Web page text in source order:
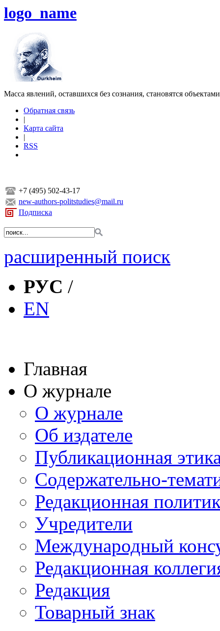
logo_name
Масса явлений, оставшихся без сознания, становятся
Обратная связь
|
Карта сайта
|
RSS
+7 (495) 502-43-17
new-authors-politstudies@mail.ru
Подписка
расширенный поиск
РУС /
EN
Главная
О журнале
О журнале
Об издателе
Публикационная
Содержательно-
Редакционная
Учредители
Международный
Редакционная
Редакция
Товарный знак